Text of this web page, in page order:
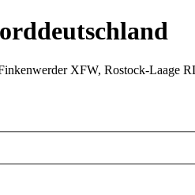
XFW, Rostock-